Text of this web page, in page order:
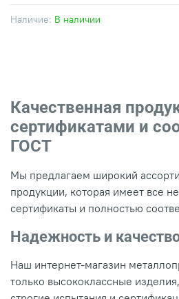
Наличие: В наличии
Качественная
сертификатами и
ГОСТ
Мы предлагаем широкий
продукции, которая имеет все
сертификаты и полностью
Надежность и
Наш интернет-магазин
только высококлассные